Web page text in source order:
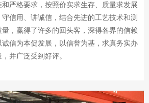
严格要求，按照价实求生存、质量求发展
信用、讲诚信，结合先进的工艺技术和测
，赢得了许多的回头客，深得各界的信赖
信为本促发展，以信誉为基，求真务实办
并广泛受到好评。